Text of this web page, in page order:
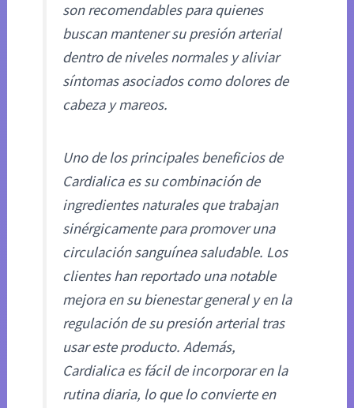
son recomendables para quienes
buscan mantener su presión arterial
dentro de niveles normales y aliviar
síntomas asociados como dolores de
cabeza y mareos.
Uno de los principales beneficios de
Cardialica es su combinación de
ingredientes naturales que trabajan
sinérgicamente para promover una
circulación sanguínea saludable. Los
clientes han reportado una notable
mejora en su bienestar general y en la
regulación de su presión arterial tras
usar este producto. Además,
Cardialica es fácil de incorporar en la
rutina diaria, lo que lo convierte en